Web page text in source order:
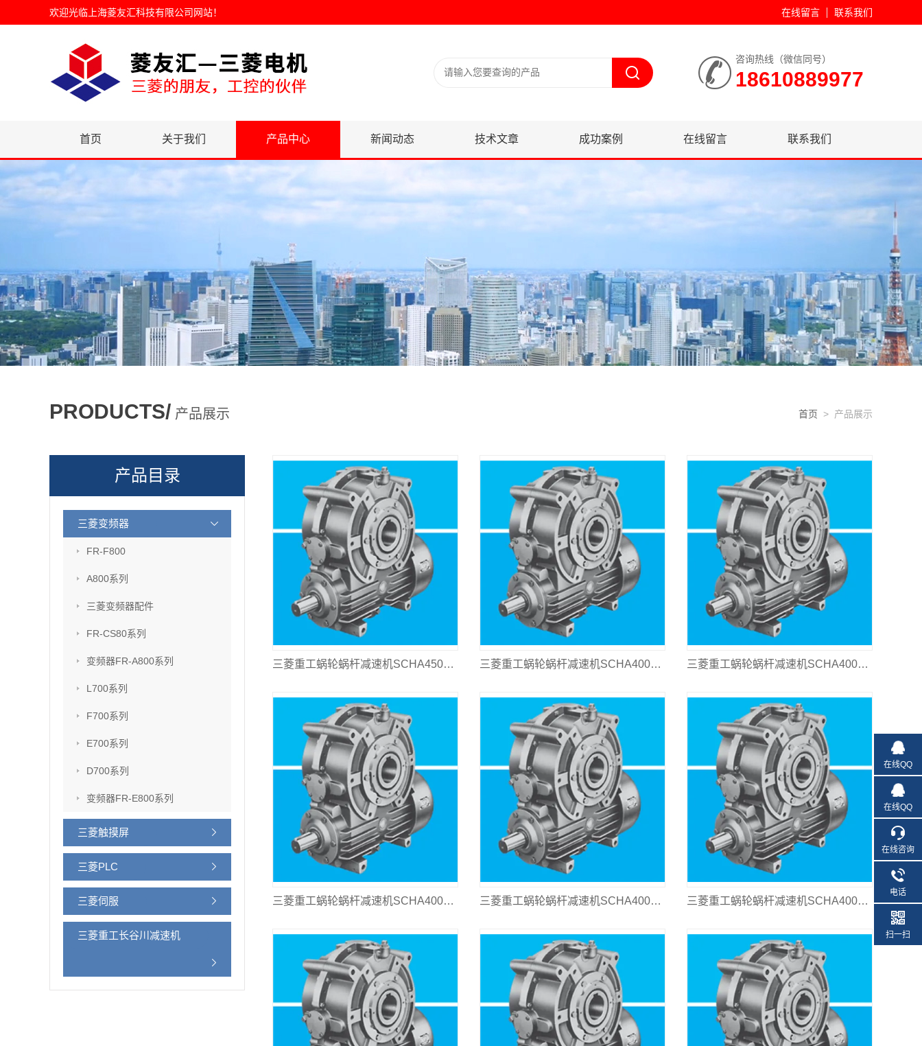
欢迎光临 上海菱友汇科技有限公司网站！ 在线留言 联系我们
咨询热线（微信同号）
18610889977
首页 关于我们 产品中心 新闻动态 技术文章 成功案例 在线留言 联系我们
PRODUCTS/ 产品展示 首页 > 产品展示
产品目录
三菱变频器
FR-F800
A800系列
三菱变频器配件
FR-CS80系列
变频器FR-A800系列
L700系列
F700系列
E700系列
D700系列
变频器FR-E800系列
三菱触摸屏
三菱PLC
三菱伺服
三菱重工长谷川减速机
三菱重工蜗轮蜗杆减速机SCHA450L-310 三菱重工蜗轮蜗杆减速机SCHA400L-1600 三菱重工蜗轮蜗杆减速机SCHA400L-1250
三菱重工蜗轮蜗杆减速机SCHA400L-1000 三菱重工蜗轮蜗杆减速机SCHA400L-630 三菱重工蜗轮蜗杆减速机SCHA400L-310
在线QQ
在线QQ
在线咨询
电话
扫一扫